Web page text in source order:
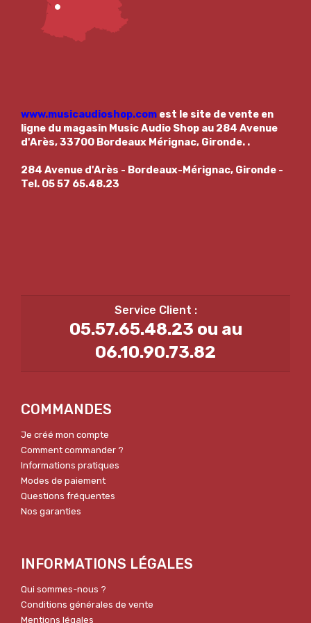
www.musicaudioshop.com est le site de vente en
ligne du magasin Music Audio Shop au 284 Avenue
d'Arès, 33700 Bordeaux Mérignac, Gironde. .
284 Avenue d'Arès - Bordeaux-Mérignac, Gironde -
Tel. 05 57 65.48.23
05.57.65.48.23 ou au
06.10.90.73.82
COMMANDES
Je créé mon compte
Comment commander ?
Informations pratiques
Modes de paiement
Questions fréquentes
Nos garanties
INFORMATIONS LÉGALES
Qui sommes-nous ?
Conditions générales de vente
Mentions légales